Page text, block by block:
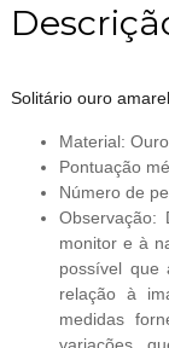
Solitário ouro
Material:
Pontuação
Número de
Observação:
monitor e à
possível que
relação à
medidas